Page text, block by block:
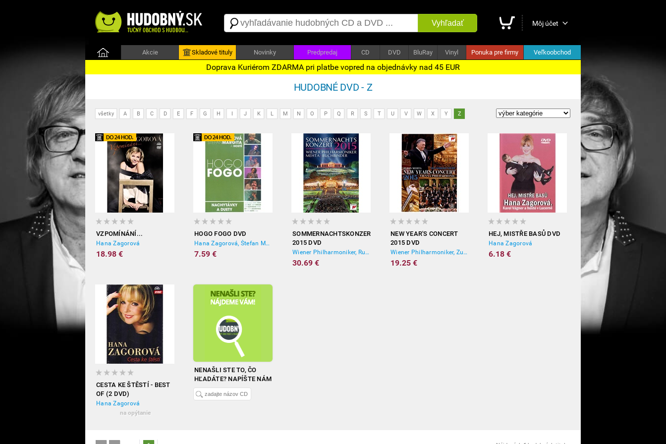
Vyhľadať Môj účet
Akcie Skladové tituly Novinky Predpredaj CD DVD BluRay Vinyl Ponuka pre firmy Veľkoobchod
Doprava Kuriérom ZDARMA pri platbe vopred na objednávky nad 45 EUR
HUDOBNÉ DVD - Z
všetky A B C D E F G H I J K L M N O P Q R S T U V W X Y Z
VZPOMÍNÁNÍ...
Hana Zagorová
18.98 €
HOGO FOGO DVD
Hana Zagorová, Štefan Margita
7.59 €
SOMMERNACHTSKONZERT
2015 DVD
Wiener Philharmoniker, Rudolf Buchbinder, Zubin Mehta
30.69 €
NEW YEAR'S CONCERT
2015 DVD
Wiener Philharmoniker, Zubin Mehta
19.25 €
HEJ, MISTŘE BASŮ DVD
Hana Zagorová
6.18 €
CESTA KE ŠTĚSTÍ - BEST
OF (2 DVD)
Hana Zagorová
na opýtanie
NENAŠLI STE TO, ČO
HĽADÁTE? NAPÍŠTE NÁM